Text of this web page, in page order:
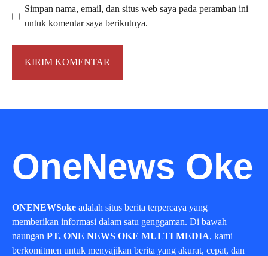
Simpan nama, email, dan situs web saya pada peramban ini
untuk komentar saya berikutnya.
OneNews Oke
ONENEWSoke adalah situs berita terpercaya yang
memberikan informasi dalam satu genggaman. Di bawah
naungan PT. ONE NEWS OKE MULTI MEDIA, kami
berkomitmen untuk menyajikan berita yang akurat, cepat, dan